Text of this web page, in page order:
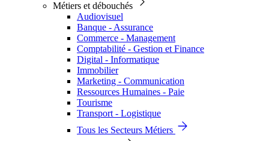
Métiers et débouchés
Audiovisuel
Banque - Assurance
Commerce - Management
Comptabilité - Gestion et Finance
Digital - Informatique
Immobilier
Marketing - Communication
Ressources Humaines - Paie
Tourisme
Transport - Logistique
Tous les Secteurs Métiers